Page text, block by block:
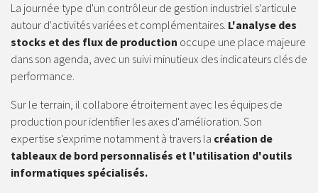
La journée type d'un contrôleur de gestion industriel s'articule
autour d'activités variées et complémentaires. L'analyse des
stocks et des flux de production occupe une place majeure
dans son agenda, avec un suivi minutieux des indicateurs clés de
performance.
Sur le terrain, il collabore étroitement avec les équipes de
production pour identifier les axes d'amélioration. Son
expertise s'exprime notamment à travers la création de
tableaux de bord personnalisés et l'utilisation d'outils
informatiques spécialisés.